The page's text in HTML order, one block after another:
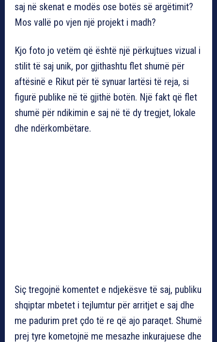
saj në skenat e modës ose botës së argëtimit?
Mos vallë po vjen një projekt i madh?
Kjo foto jo vetëm që është një përkujtues vizual i
stilit të saj unik, por gjithashtu flet shumë për
aftësinë e Rikut për të synuar lartësi të reja, si
figurë publike në të gjithë botën. Një fakt që flet
shumë për ndikimin e saj në të dy tregjet, lokale
dhe ndërkombëtare.
Siç tregojnë komentet e ndjekësve të saj, publiku
shqiptar mbetet i tejlumtur për arritjet e saj dhe
me padurim pret çdo të re që ajo paraqet. Shumë
prej tyre kometojnë me mesazhe inkurajuese dhe